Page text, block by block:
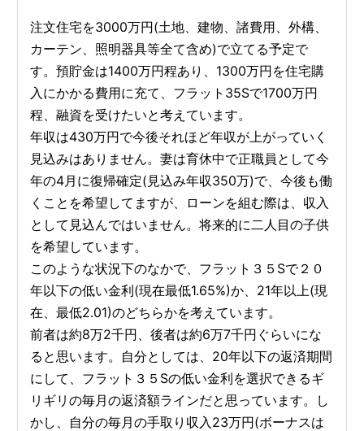
注文住宅を3000万円(土地、建物、諸費用、外構、
カーテン、照明器具等全て含め)で立てる予定で
す。預貯金は1400万円程あり、1300万円を住宅購
入にかかる費用に充て、フラット35Sで1700万円
程、融資を受けたいと考えています。
年収は430万円で今後それほど年収が上がっていく
見込みはありません。妻は育休中で正職員として今
年の4月に復帰確定(見込み年収350万)で、今後も働
くことを希望してますが、ローンを組む際は、収入
として見込んではいません。将来的に二人目の子供
を希望しています。
このような状況下のなかで、フラット３５Sで２０
年以下の低い金利(現在最低1.65%)か、21年以上(現
在、最低2.01)のどちらかを考えています。
前者は約8万2千円、後者は約6万7千円ぐらいにな
ると思います。自分としては、20年以下の返済期間
にして、フラット３５Sの低い金利を選択できるギ
リギリの毎月の返済額ラインだと思っています。し
かし、自分の毎月の手取り収入23万円(ボーナスは